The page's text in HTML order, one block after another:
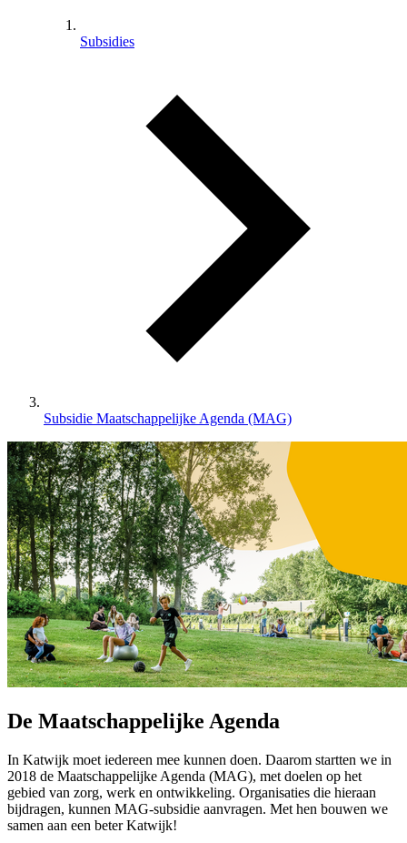
Subsidies
Subsidie Maatschappelijke Agenda (MAG)
De Maatschappelijke Agenda
In Katwijk moet iedereen mee kunnen doen. Daarom startten we in
2018 de Maatschappelijke Agenda (MAG), met doelen op het
gebied van zorg, werk en ontwikkeling. Organisaties die hieraan
bijdragen, kunnen MAG-subsidie aanvragen. Met hen bouwen we
samen aan een beter Katwijk!